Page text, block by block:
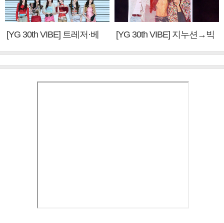
[YG 30th VIBE] 트레저·베
[YG 30th VIBE] 지누션→빅